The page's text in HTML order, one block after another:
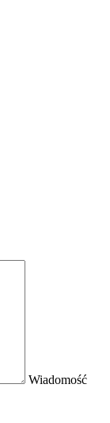
Wiadomość